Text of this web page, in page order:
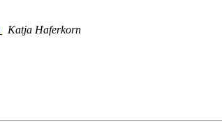
Katja Haferkorn